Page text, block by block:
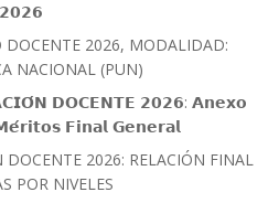
𝟮𝟬𝟮𝟲
DOCENTE 2026, MODALIDAD:
NACIONAL (PUN)
𝗗𝗢𝗖𝗘𝗡𝗧𝗘 𝟮𝟬𝟮𝟲: 𝗔𝗻𝗲𝘅𝗼
𝗙𝗶𝗻𝗮𝗹 𝗚𝗲𝗻𝗲𝗿𝗮𝗹
DOCENTE 2026: RELACIÓN FINAL
POR NIVELES